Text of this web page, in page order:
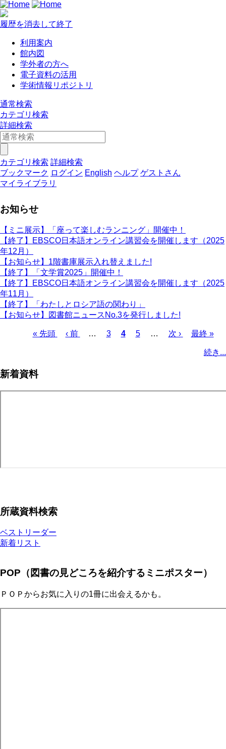
履歴を消去して終了
利用案内
館内図
学外者の方へ
電子資料の活用
学術情報リポジトリ
通常検索
カテゴリ検索
詳細検索
カテゴリ検索 詳細検索
ブックマーク ログイン English ヘルプ ゲストさん
マイライブラリ
お知らせ
【ミニ展示】「座って楽しむランニング」開催中！
【終了】EBSCO日本語オンライン講習会を開催します（2025
年12月）
【お知らせ】1階書庫展示入れ替えました!
【終了】「文学賞2025」開催中！
【終了】EBSCO日本語オンライン講習会を開催します（2025
年11月）
【終了】「わたしとロシア語の関わり」
【お知らせ】図書館ニュースNo.3を発行しました!
送
先
ジ
« 先頭
前
‹ 前 …
ペ
3
カ
4
ペ
5 …
次
次 ›
最
最終 »
続き...
新着資料
所蔵資料検索
ベストリーダー
新着リスト
POP（図書の見どころを紹介するミニポスター）
ＰＯＰからお気に入りの1冊に出会えるかも。